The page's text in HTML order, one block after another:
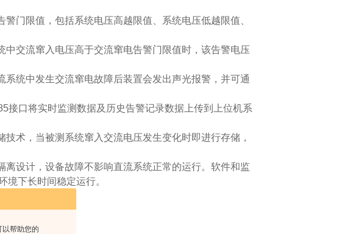
帮助您的
门限值，包括系统电压高越限值、系统电压低越限值、
交流窜入电压高于交流窜电告警门限值时，该告警电压
统中发生交流窜电故障后装置会发出声光报警，并可通
接口将实时监测数据及历史告警记录数据上传到上位机系
术，当被测系统窜入交流电压发生变化时即进行存储，
设计，设备故障不影响直流系统正常的运行。软件和监
境下长时间稳定运行。